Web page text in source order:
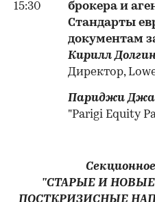
15:30
брокера и
Стандарты
документам
Кирилл
Директор,
Париджи
"Parigi Equity
"СТАРЫЕ И
ПОСТКРИЗИСНЫЕ